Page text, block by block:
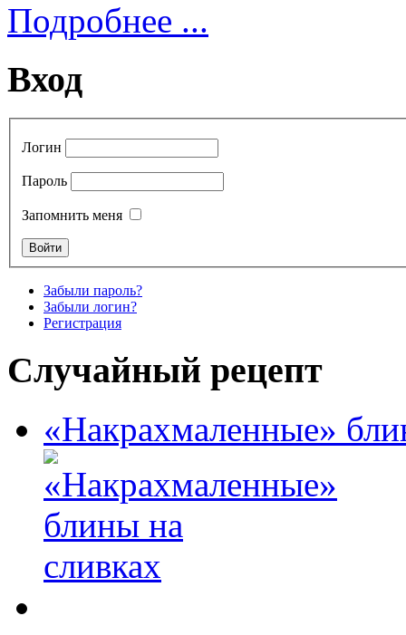
Подробнее ...
Вход
Логин
Пароль
Запомнить меня
Забыли пароль?
Забыли логин?
Регистрация
Случайный рецепт
«Накрахмаленные»